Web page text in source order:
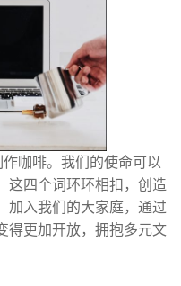
咖啡。我们的使命可以
这四个词环环相扣，创造
加入我们的大家庭，通过
得更加开放，拥抱多元文